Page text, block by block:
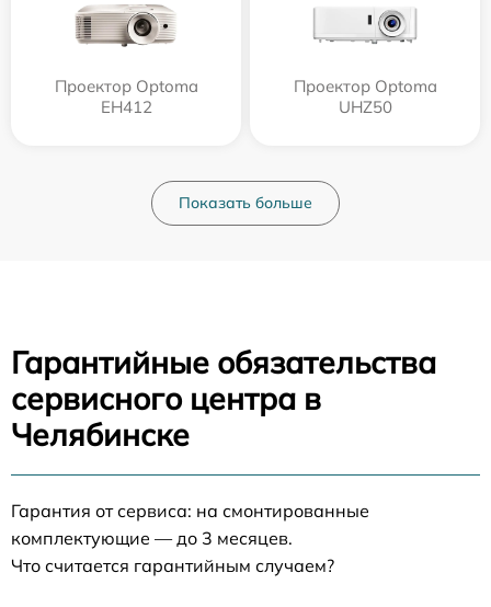
Проектор Optoma
EH412
Проектор Optoma
UHZ50
Показать больше
Гарантийные обязательства
сервисного центра в
Челябинске
Гарантия от сервиса: на смонтированные
комплектующие — до 3 месяцев.
Что считается гарантийным случаем?